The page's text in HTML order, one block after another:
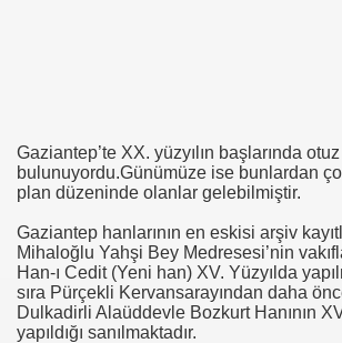
Gaziantep’te XX. yüzyılın başlarında
bulunuyordu.Günümüze ise bunlardan
plan düzeninde olanlar gelebilmiştir.
Gaziantep hanlarının en eskisi arşiv
Mihaloğlu Yahşi Bey Medresesi’nin
Han-ı Cedit (Yeni han) XV. Yüzyılda
sıra Pürçekli Kervansarayından daha
Dulkadirli Alaüddevle Bozkurt Hanının
yapıldığı sanılmaktadır.